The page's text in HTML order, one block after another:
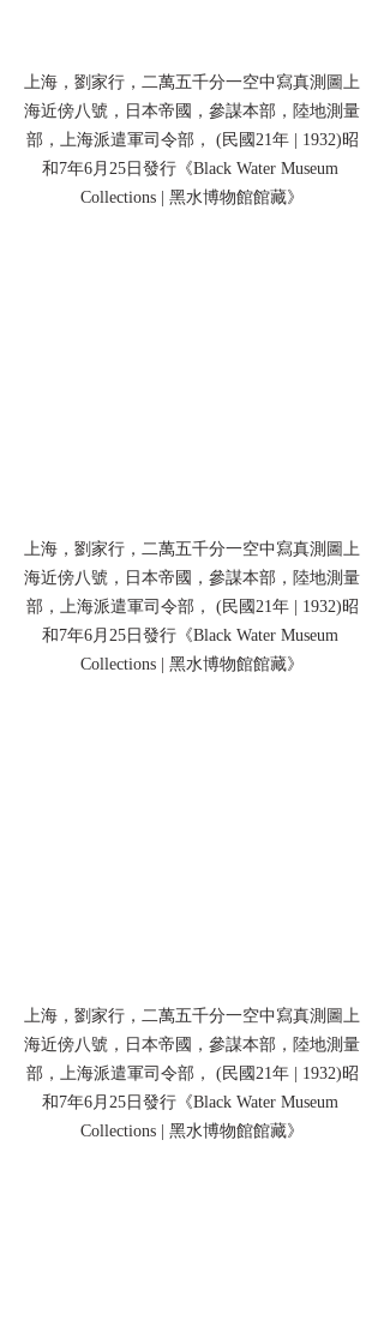
上海，劉家行，二萬五千分一空中寫真測圖上
海近傍八號，日本帝國，參謀本部，陸地測量
部，上海派遣軍司令部， (民國21年 | 1932)昭
和7年6月25日發行《Black Water Museum
Collections | 黑水博物館館藏》
上海，劉家行，二萬五千分一空中寫真測圖上
海近傍八號，日本帝國，參謀本部，陸地測量
部，上海派遣軍司令部， (民國21年 | 1932)昭
和7年6月25日發行《Black Water Museum
Collections | 黑水博物館館藏》
上海，劉家行，二萬五千分一空中寫真測圖上
海近傍八號，日本帝國，參謀本部，陸地測量
部，上海派遣軍司令部， (民國21年 | 1932)昭
和7年6月25日發行《Black Water Museum
Collections | 黑水博物館館藏》